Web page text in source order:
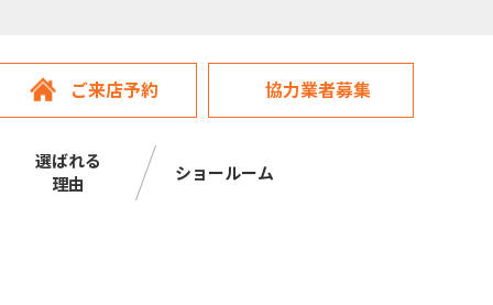
ご来店予約 協力業者募集
選ばれる
理由
ショールーム